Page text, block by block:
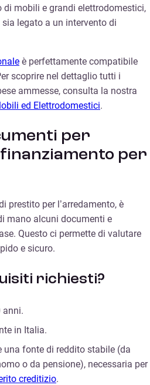
di mobili e grandi elettrodomestici,
legato a un intervento di
è perfettamente compatibile
scoprire nel dettaglio tutti i
ammesse, consulta la nostra
ed Elettrodomestici.
per
per
prestito per l’arredamento, è
mano alcuni documenti e
Questo ci permette di valutare
e sicuro.
richiesti?
anni.
in Italia.
una fonte di reddito stabile (da
o da pensione), necessaria per
creditizio.